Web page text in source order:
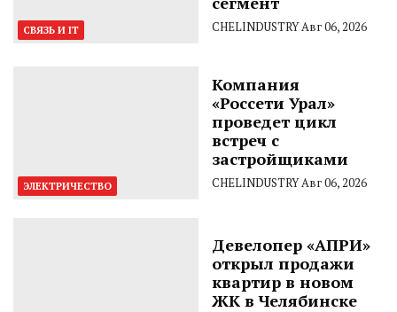
СВЯЗЬ И IT CHELINDUSTRYАвг 06, 2026
ЭЛЕКТРИЧЕСТВО
Компания
«Россети Урал»
проведет цикл
встреч с
застройщиками
CHELINDUSTRYАвг 06, 2026
Девелопер «АПРИ»
открыл продажи
квартир в новом
ЖК в Челябинске